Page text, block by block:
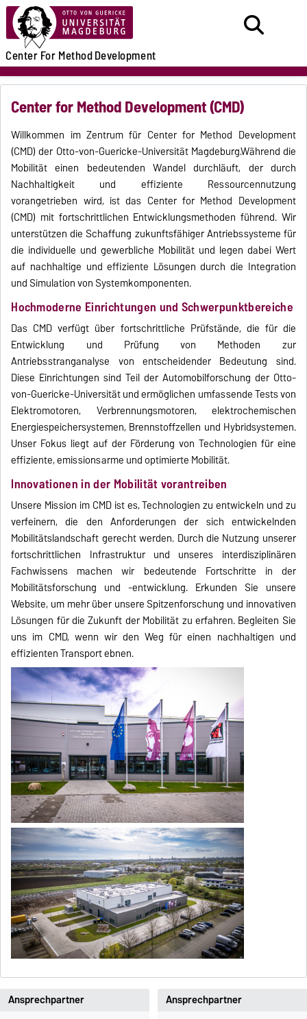
Center ForMethodDevelopment
Center for Method Development (CMD)
Willkommen im Zentrum für Center for Method Development
(CMD) der Otto-von-Guericke-Universität Magdeburg.Während die
Mobilität einen bedeutenden Wandel durchläuft, der durch
Nachhaltigkeit und effiziente Ressourcennutzung
vorangetrieben wird, ist das Center for Method Development
(CMD) mit fortschrittlichen Entwicklungsmethoden führend. Wir
unterstützen die Schaffung zukunftsfähiger Antriebssysteme für
die individuelle und gewerbliche Mobilität und legen dabei Wert
auf nachhaltige und effiziente Lösungen durch die Integration
und Simulation von Systemkomponenten.
Hochmoderne Einrichtungen und Schwerpunktbereiche
Das CMD verfügt über fortschrittliche Prüfstände, die für die
Entwicklung und Prüfung von Methoden zur
Antriebsstranganalyse von entscheidender Bedeutung sind.
Diese Einrichtungen sind Teil der Automobilforschung der Otto-
von-Guericke-Universität und ermöglichen umfassende Tests von
Elektromotoren, Verbrennungsmotoren, elektrochemischen
Energiespeichersystemen, Brennstoffzellen und Hybridsystemen.
Unser Fokus liegt auf der Förderung von Technologien für eine
effiziente, emissionsarme und optimierte Mobilität.
Innovationen in der Mobilität vorantreiben
Unsere Mission im CMD ist es, Technologien zu entwickeln und zu
verfeinern, die den Anforderungen der sich entwickelnden
Mobilitätslandschaft gerecht werden. Durch die Nutzung unserer
fortschrittlichen Infrastruktur und unseres interdisziplinären
Fachwissens machen wir bedeutende Fortschritte in der
Mobilitätsforschung und -entwicklung. Erkunden Sie unsere
Website, um mehr über unsere Spitzenforschung und innovativen
Lösungen für die Zukunft der Mobilität zu erfahren. Begleiten Sie
uns im CMD, wenn wir den Weg für einen nachhaltigen und
effizienten Transport ebnen.
Ansprechpartner
Ansprechpartner